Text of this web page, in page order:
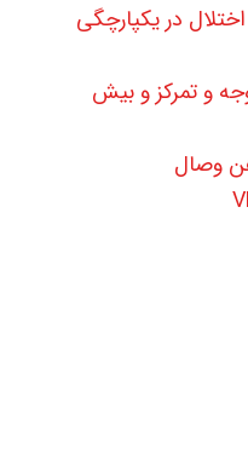
در یکپارچگی
و تمرکز و بیش
وصال